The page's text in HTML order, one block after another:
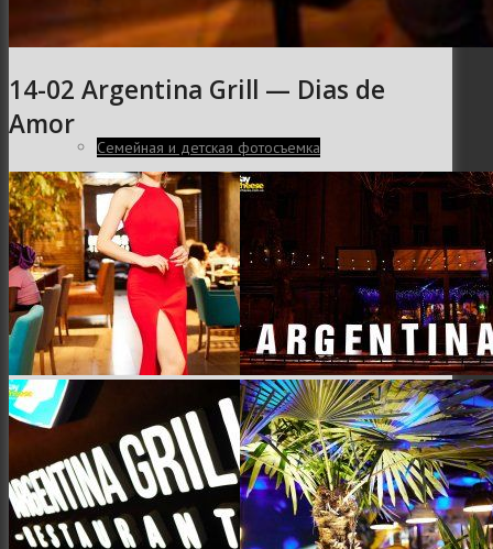
Фуд фотограф
Семейная и детская фотосъемка
Свадебная фотосъёмка
Фоторедактор
Блог
14-02 Argentina Grill — Dias de
Amor